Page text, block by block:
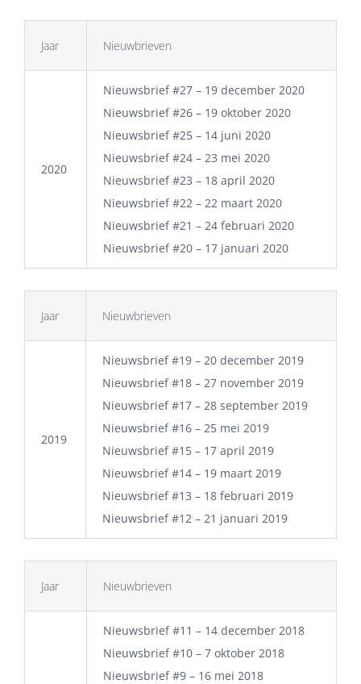
Jaar Nieuwbrieven
2020
Nieuwsbrief #27 – 19 december 2020
Nieuwsbrief #26 – 19 oktober 2020
Nieuwsbrief #25 – 14 juni 2020
Nieuwsbrief #24 – 23 mei 2020
Nieuwsbrief #23 – 18 april 2020
Nieuwsbrief #22 – 22 maart 2020
Nieuwsbrief #21 – 24 februari 2020
Nieuwsbrief #20 – 17 januari 2020
Jaar Nieuwbrieven
2019
Nieuwsbrief #19 – 20 december 2019
Nieuwsbrief #18 – 27 november 2019
Nieuwsbrief #17 – 28 september 2019
Nieuwsbrief #16 – 25 mei 2019
Nieuwsbrief #15 – 17 april 2019
Nieuwsbrief #14 – 19 maart 2019
Nieuwsbrief #13 – 18 februari 2019
Nieuwsbrief #12 – 21 januari 2019
Jaar Nieuwbrieven
Nieuwsbrief #11 – 14 december 2018
Nieuwsbrief #10 – 7 oktober 2018
Nieuwsbrief #9 – 16 mei 2018